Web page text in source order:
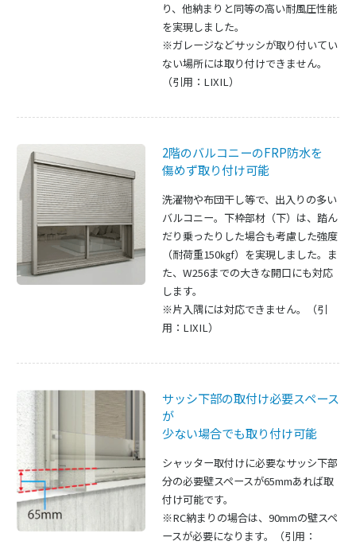
り、他納まりと同等の高い耐風圧性能
を実現しました。
※ガレージなどサッシが取り付いてい
ない場所には取り付けできません。
（引用：LIXIL）
2階のバルコニーのFRP防水を
傷めず取り付け可能
洗濯物や布団干し等で、出入りの多い
バルコニー。下枠部材（下）は、踏ん
だり乗ったりした場合も考慮した強度
（耐荷重150㎏f）を実現しました。ま
た、W256までの大きな開口にも対応
します。
※片入隅には対応できません。（引
用：LIXIL）
サッシ下部の取付け必要スペース
が
少ない場合でも取り付け可能
シャッター取付けに必要なサッシ下部
分の必要壁スペースが65mmあれば取
付け可能です。
※RC納まりの場合は、90mmの壁スペ
ースが必要になります。（引用：